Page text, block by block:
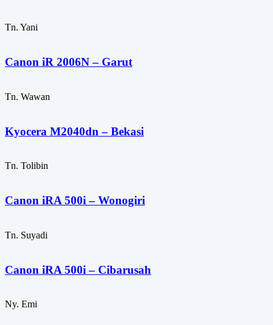
Tn. Yani
Canon iR 2006N – Garut
Tn. Wawan
Kyocera M2040dn – Bekasi
Tn. Tolibin
Canon iRA 500i – Wonogiri
Tn. Suyadi
Canon iRA 500i – Cibarusah
Ny. Emi